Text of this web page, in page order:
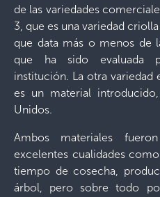
de las variedades
3, que es una variedad
que data más o menos de
que ha sido evaluada
institución. La otra variedad
es un material
Unidos.
Ambos materiales
excelentes cualidades
tiempo de cosecha,
árbol, pero sobre todo